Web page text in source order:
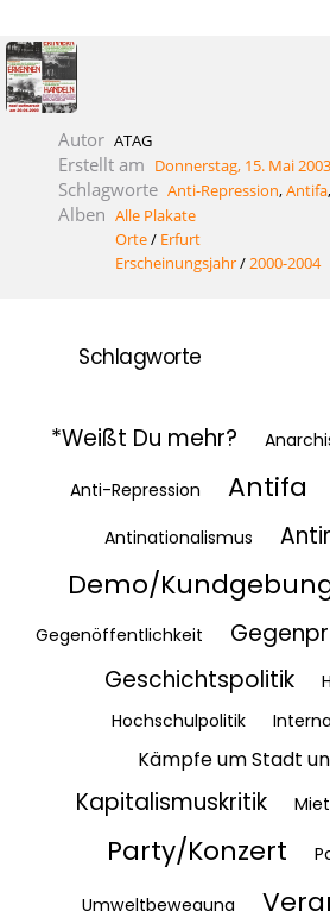
Autor ATAG
Erstellt am Donnerstag, 15. Mai 2003
Schlagworte Anti-Repression,Antifa,
Alben Alle Plakate
Orte/ Erfurt
Erscheinungsjahr/2000-2004
Schlagworte
*Weißt Du mehr?
Anti-Repression Antifa
Antinationalismus
Demo/
Gegenöffentlichkeit
Geschichtspolitik
Hochschulpolitik
Kämpfe um Stadt
Kapitalismuskritik
Party/Konzert
Umweltbewegung